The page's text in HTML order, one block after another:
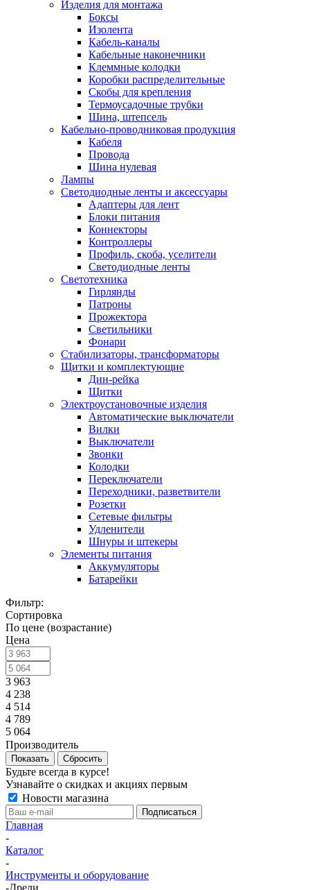
Изделия для монтажа
Боксы
Изолента
Кабель-каналы
Кабельные наконечники
Клеммные колодки
Коробки распределительные
Скобы для крепления
Термоусадочные трубки
Шина, штепсель
Кабельно-проводниковая продукция
Кабеля
Провода
Шина нулевая
Лампы
Светодиодные ленты и аксессуары
Адаптеры для лент
Блоки питания
Коннекторы
Контроллеры
Профиль, скоба, уселители
Светодиодные ленты
Светотехника
Гирлянды
Патроны
Прожектора
Светильники
Фонари
Стабилизаторы, трансформаторы
Щитки и комплектующие
Дин-рейка
Щитки
Электроустановочные изделия
Автоматические выключатели
Вилки
Выключатели
Звонки
Колодки
Переключатели
Переходники, разветвители
Розетки
Сетевые фильтры
Удленители
Шнуры и штекеры
Элементы питания
Аккумуляторы
Батарейки
Фильтр:
Сортировка
По цене (возрастание)
Цена
3 963
4 238
4 514
4 789
5 064
Производитель
Показать Сбросить
Будьте всегда в курсе!
Узнавайте о скидках и акциях первым
Новости магазина
Главная
-
Каталог
-
Инструменты и оборудование
-Дрели